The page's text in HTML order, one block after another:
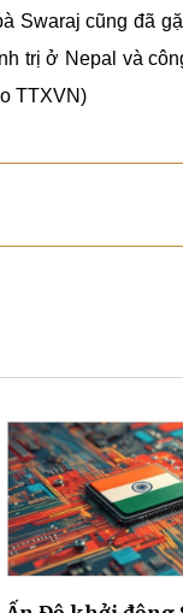
Swaraj cũng đã
trị ở Nepal và
TTXVN)